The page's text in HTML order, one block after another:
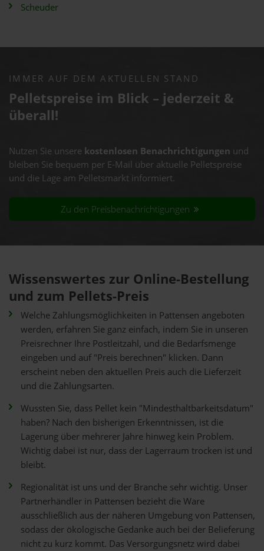
Scheuder
IMMER AUF DEM AKTUELLEN STAND
Pelletspreise im Blick – jederzeit &
überall!
Nutzen Sie unsere kostenlosen Benachrichtigungen und
bleiben Sie bequem per E-Mail über aktuelle Pelletspreise
und die Lage am Pelletsmarkt informiert.
Zu den Preisbenachrichtigungen
Wissenswertes zur Online-Bestellung
und zum Pellets-Preis
Welche Zahlungsmöglichkeiten in Pattensen angeboten
werden, erfahren Sie ganz einfach, indem Sie in unseren
Preisrechner Ihre Postleitzahl, und die Bedarfsmenge
eingeben und auf "Preis berechnen" klicken. Dann
erscheint neben den aktuellen Preis auch die Lieferzeit
und die Zahlungsarten.
Wussten Sie, dass Pellet kein "Mindesthaltbarkeitsdatum"
haben? Nach den bisherigen Erkenntnissen, ist die
Lagerung über mehrerer Jahre hinweg kein Problem.
Wichtig dabei ist nur, dass der Lagerraum trocken ist und
bleibt.
Regionalität ist uns und der Branche sehr wichtig. Unser
Partnerhändler in Pattensen bezieht die Ware
ausschließlich aus der näheren Umgebung von Pattensen,
sodass der ökologische Gedanke auch bei der Belieferung
nicht zu kurz kommt. Das Versorgungsnetz wird dabei